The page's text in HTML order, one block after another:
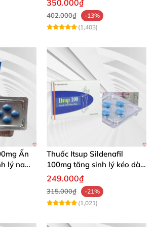
350.000₫
402.000₫
-13%
(1,403)
Ấn
lý nam
xts
Thuốc Itsup Sildenafil
100mg tăng sinh lý kéo dài
quan hệ nam giới
249.000₫
315.000₫
-21%
(1,021)